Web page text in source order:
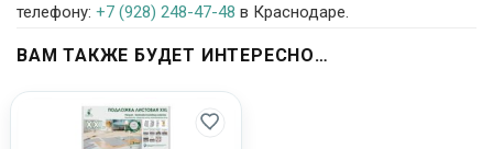
телефону: +7 (928) 248-47-48 в Краснодаре.
ВАМ ТАКЖЕ БУДЕТ ИНТЕРЕСНО…